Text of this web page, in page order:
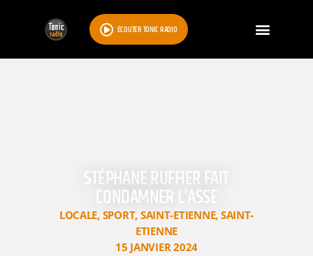
ÉCOUTER TONIC RADIO
STÉPHANE RUFFIER FAIT
CONDAMNER L’ASSE
LOCALE, SPORT, SAINT-ETIENNE, SAINT-
ETIENNE
15 JANVIER 2024